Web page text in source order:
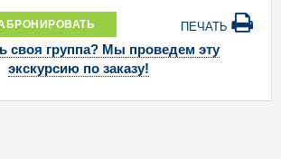
ПЕЧАТЬ
своя группа? Мы проведем эту
экскурсию по заказу!